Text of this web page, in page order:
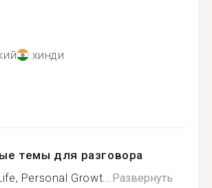
хинди
темы для разговора
Personal Growt...Развернуть